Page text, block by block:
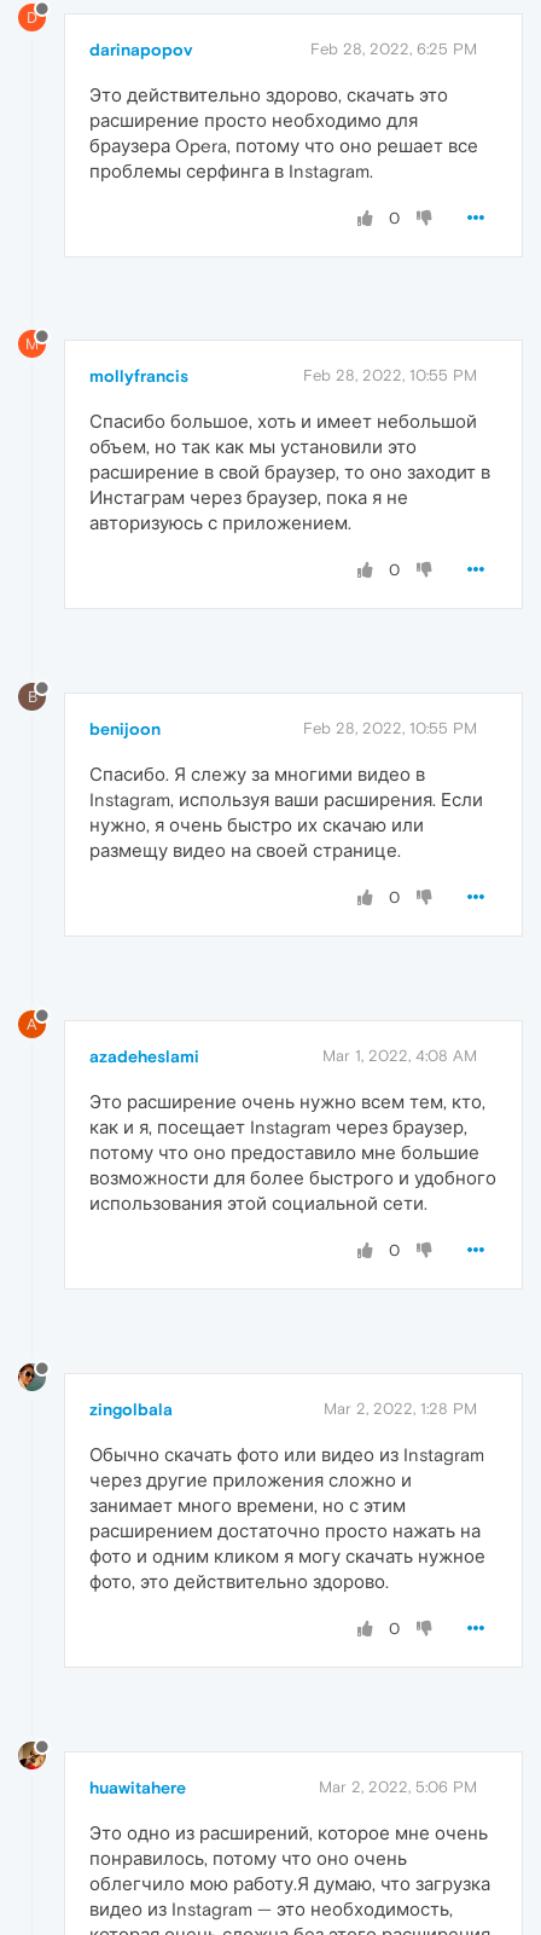
D
darinapopov Feb 28, 2022, 6:25 PM
Это действительно здорово, скачать это
расширение просто необходимо для
браузера Opera, потому что оно решает все
проблемы серфинга в Instagram.
0
M
mollyfrancis Feb 28, 2022, 10:55 PM
Спасибо большое, хоть и имеет небольшой
объем, но так как мы установили это
расширение в свой браузер, то оно заходит в
Инстаграм через браузер, пока я не
авторизуюсь с приложением.
0
B
benijoon Feb 28, 2022, 10:55 PM
Спасибо. Я слежу за многими видео в
Instagram, используя ваши расширения. Если
нужно, я очень быстро их скачаю или
размещу видео на своей странице.
0
A
azadeheslami Mar 1, 2022, 4:08 AM
Это расширение очень нужно всем тем, кто,
как и я, посещает Instagram через браузер,
потому что оно предоставило мне большие
возможности для более быстрого и удобного
использования этой социальной сети.
0
zingolbala Mar 2, 2022, 1:28 PM
Обычно скачать фото или видео из Instagram
через другие приложения сложно и
занимает много времени, но с этим
расширением достаточно просто нажать на
фото и одним кликом я могу скачать нужное
фото, это действительно здорово.
0
huawitahere Mar 2, 2022, 5:06 PM
Это одно из расширений, которое мне очень
понравилось, потому что оно очень
облегчило мою работу.Я думаю, что загрузка
видео из Instagram — это необходимость,